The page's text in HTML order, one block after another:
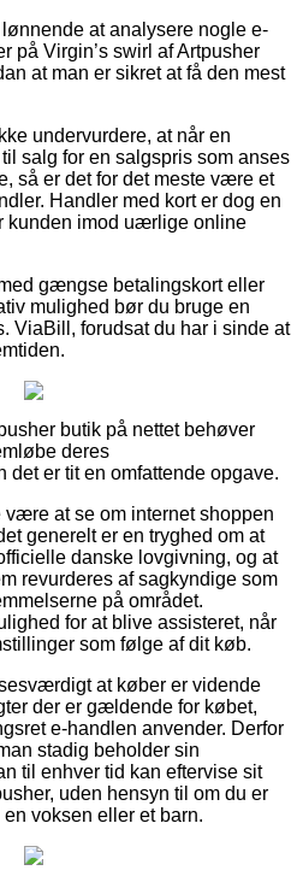
at analysere nogle e-
på Virgin’s swirl af Artpusher
at man er sikret at få den mest
undervurdere, at når en
salg for en salgspris som anses
så er det for det meste være et
Handler med kort er dog en
kunden imod uærlige online
gængse betalingskort eller
mulighed bør du bruge en
ViaBill, forudsat du har i sinde at
butik på nettet behøver
deres
det er tit en omfattende opgave.
at se om internet shoppen
generelt er en tryghed om at
danske lovgivning, og at
revurderes af sagkyndige som
på området.
for at blive assisteret, når
som følge af dit køb.
at køber er vidende
der er gældende for købet,
e-handlen anvender. Derfor
stadig beholder sin
til enhver tid kan eftervise sit
uden hensyn til om du er
voksen eller et barn.